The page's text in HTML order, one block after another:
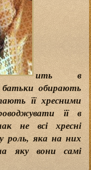
ить в
батьки обирають
її хресними
її в
не всі хресні
роль, яка на них
яку вони самі